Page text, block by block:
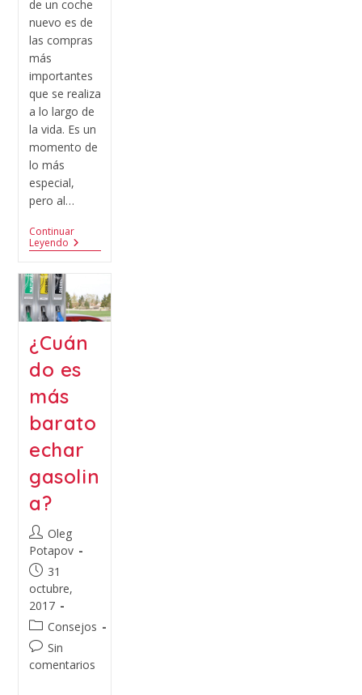
de un coche
nuevo es de
las compras
más
importantes
que se realiza
a lo largo de
la vida. Es un
momento de
lo más
especial,
pero al…
Continuar
Leyendo
¿Cuán
do es
más
barato
echar
gasolin
a?
Oleg
Potapov
31
octubre,
2017
Consejos
Sin
comentarios